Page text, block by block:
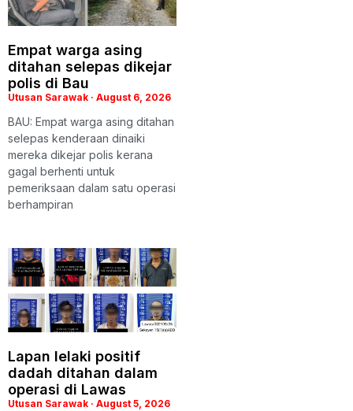
Empat warga asing
ditahan selepas dikejar
polis di Bau
Utusan Sarawak August 6, 2026
BAU: Empat warga asing ditahan
selepas kenderaan dinaiki
mereka dikejar polis kerana
gagal berhenti untuk
pemeriksaan dalam satu operasi
berhampiran
Lapan lelaki positif
dadah ditahan dalam
operasi di Lawas
Utusan Sarawak August 5, 2026